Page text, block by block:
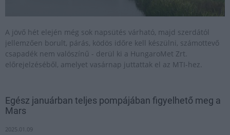
A jövő hét elején még sok napsütés várható, majd szerdától
jellemzően borult, párás, ködös időre kell készülni, számottevő
csapadék nem valószínű - derül ki a HungaroMet Zrt.
előrejelzéséből, amelyet vasárnap juttattak el az MTI-hez.
Egész januárban teljes pompájában figyelhető meg a
Mars
2025.01.09